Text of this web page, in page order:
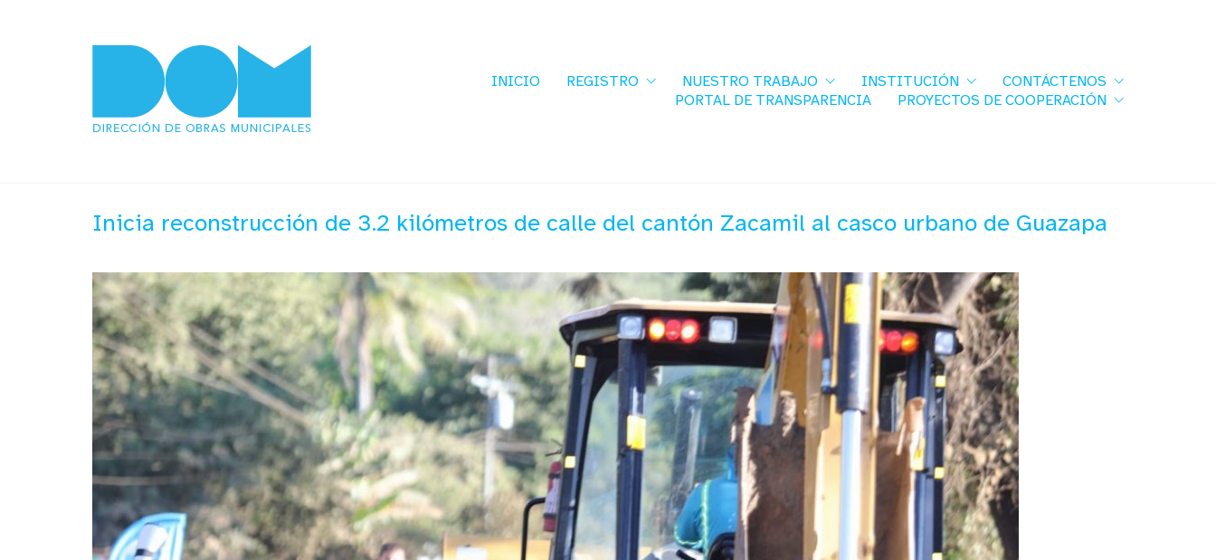
INICIO REGISTRO NUESTRO TRABAJO INSTITUCIÓN
CONTÁCTENOS
PORTAL DE TRANSPARENCIA
PROYECTOS DE COOPERACIÓN
Inicia reconstrucción de 3.2 kilómetros de calle del cantón Zacamil al casco urbano de Guazapa